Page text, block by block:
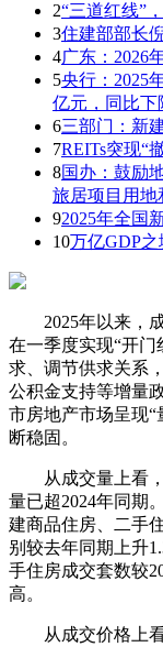
2“三道红线”
3住建部部长
4广东：2026
5央行：2025
亿元，同比下
6三部门：新
7REITs突现“
8国办：鼓励
旅居项目用地
92025年全国
10万亿GDP
2025年以来，成
在一季度实现“开
求、调节供求关系
公积金支持等增量
市房地产市场呈现
断稳固。
从成交量上看，
量已超2024年同期
建商品住房、二手
别较去年同期上升
手住房成交套数较
高。
从成交价格上看